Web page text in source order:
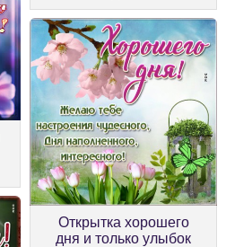
Открытка хорошего
дня и только улыбок